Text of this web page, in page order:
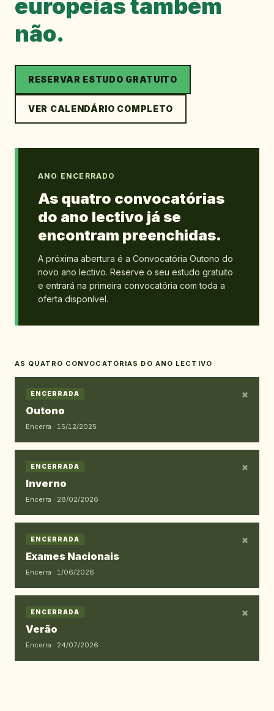
europeias também
não.
RESERVAR ESTUDO GRATUITO
VER CALENDÁRIO COMPLETO
ANO ENCERRADO
As quatro convocatórias
do ano lectivo já se
encontram preenchidas.
A próxima abertura é a Convocatória Outono do
novo ano lectivo. Reserve o seu estudo gratuito
e entrará na primeira convocatória com toda a
oferta disponível.
AS QUATRO CONVOCATÓRIAS DO ANO LECTIVO
ENCERRADA
×
Outono
Encerra · 15/12/2025
ENCERRADA
×
Inverno
Encerra · 28/02/2026
ENCERRADA
×
Exames Nacionais
Encerra · 1/06/2026
ENCERRADA
×
Verão
Encerra · 24/07/2026